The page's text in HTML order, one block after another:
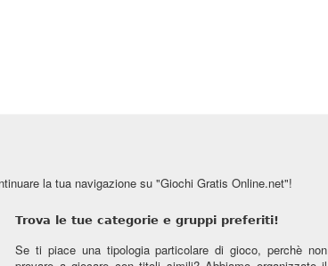
la tua navigazione su "Giochi Gratis Online.net"!
Trova le tue categorie e gruppi preferiti!
Se ti piace una tipologia particolare di gioco, perchè non